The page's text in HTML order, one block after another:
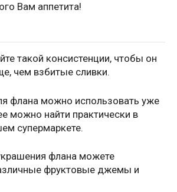
Вам аппетита!
такой консистенции, чтобы он
чем взбитые сливки.
флана можно использовать уже
можно найти практически в
супермаркете.
флана можете
фруктовые джемы и